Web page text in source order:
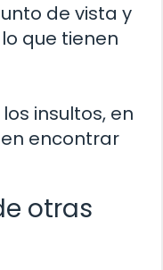
de vista y
que tienen
insultos, en
encontrar
otras